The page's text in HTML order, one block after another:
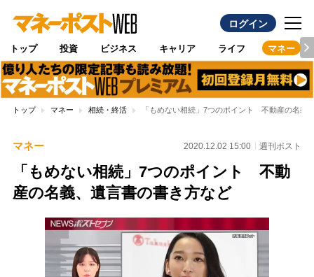
ログイン
トップ 投資 ビジネス キャリア ライフ マネー
トップ マネー 相続・終活 「もめない相続」7つのポイント 不動産の名義
マネー 2020.12.02 15:00 週刊ポスト
「もめない相続」7つのポイント 不動
産の名義、遺言書の書き方など